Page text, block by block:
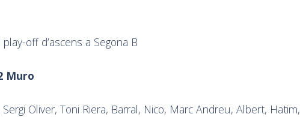
off d’ascens a Segona B
Muro
Sergi Oliver, Toni Riera, Barral, Nico, Marc Andreu, Albert, Hatim,